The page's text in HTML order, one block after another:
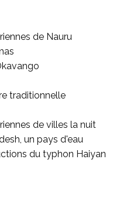
de Nauru
traditionnelle
de villes la nuit
un pays d'eau
du typhon Haiyan